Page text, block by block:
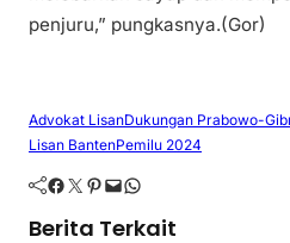
penjuru,” pungkasnya.(Gor)
Advokat LisanDukungan Prabowo-
Lisan BantenPemilu 2024
Facebook Twitter Pinterest Mail WhatsApp
Berita Terkait